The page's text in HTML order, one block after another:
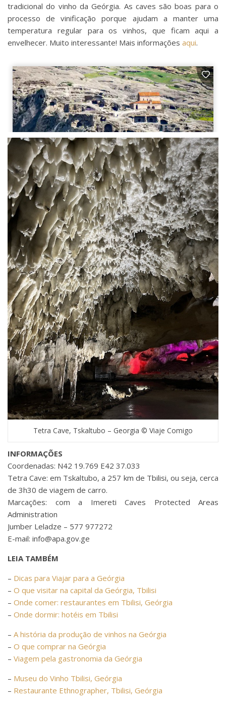
tradicional do vinho da Geórgia. As caves são boas para o
processo de vinificação porque ajudam a manter uma
temperatura regular para os vinhos, que ficam aqui a
envelhecer. Muito interessante! Mais informações aqui.
Tetra Cave, Tskaltubo – Georgia © Viaje Comigo
INFORMAÇÕES
Coordenadas: N42 19.769 E42 37.033
Tetra Cave: em Tskaltubo, a 257 km de Tbilisi, ou seja, cerca
de 3h30 de viagem de carro.
Marcações: com a Imereti Caves Protected Areas
Administration
Jumber Leladze – 577 977272
E-mail: info@apa.gov.ge
LEIA TAMBÉM
– Dicas para Viajar para a Geórgia
– O que visitar na capital da Geórgia, Tbilisi
– Onde comer: restaurantes em Tbilisi, Geórgia
– Onde dormir: hotéis em Tbilisi
– A história da produção de vinhos na Geórgia
– O que comprar na Geórgia
– Viagem pela gastronomia da Geórgia
– Museu do Vinho Tbilisi, Geórgia
– Restaurante Ethnographer, Tbilisi, Geórgia